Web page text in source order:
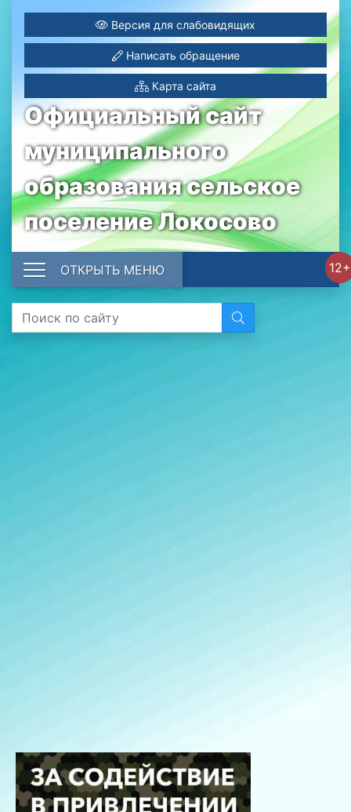
Официальный сайт
муниципального
образования сельское
поселение Локосово
Версия для слабовидящих
Написать обращение
Карта сайта
12+
ОТКРЫТЬ МЕНЮ